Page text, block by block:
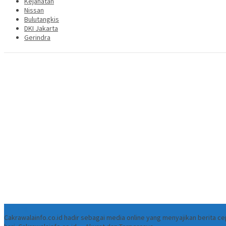
Nissan
Bulutangkis
DKI Jakarta
Gerindra
Cakrawalainfo.co.id hadir sebagai media online yang menyajikan berita